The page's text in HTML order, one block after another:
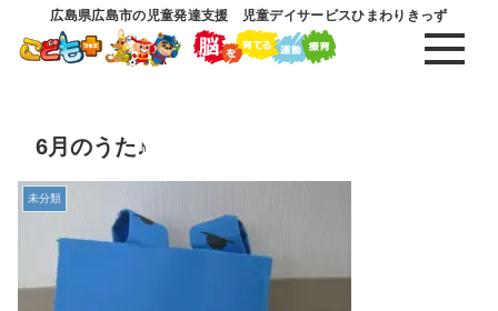
広島県広島市の児童発達支援 児童デイサービスひまわりきっず
6月のうた♪
未分類